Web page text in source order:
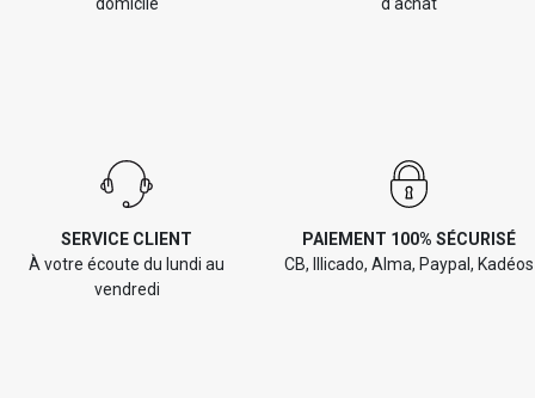
SERVICE CLIENT
À votre écoute du lundi au
vendredi
PAIEMENT 100% SÉCURISÉ
CB, Illicado, Alma, Paypal, Kadéos